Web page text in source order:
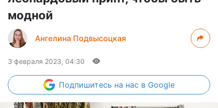
модной
Ангелина Подвысоцкая
3 февраля 2023, 04:30
Подпишитесь на нас в Google